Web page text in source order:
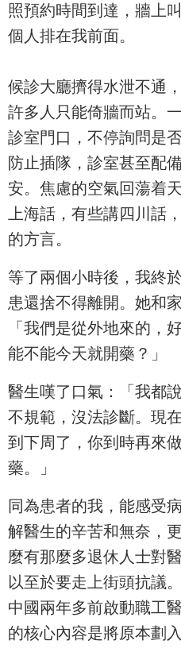
照預約時間到達，牆上
個人排在我前面。
候診大廳擠得水泄不通
許多人只能倚牆而站。
診室門口，不停詢問是
防止插隊，診室甚至配
安。焦慮的空氣回蕩着
上海話，有些講四川話
的方言。
等了兩個小時後，我終
患還捨不得離開。她和
「我們是從外地來的，
能不能今天就開藥？」
醫生嘆了口氣：「我都
不規範，沒法診斷。現
到下周了，你到時再來
藥。」
同為患者的我，能感受
解醫生的辛苦和無奈，
麼有那麼多退休人士對
以至於要走上街頭抗議。
中國兩年多前啟動職工
的核心內容是將原本劃